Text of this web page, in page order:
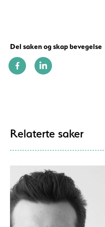
Del saken og skap bevegelse
Relaterte saker